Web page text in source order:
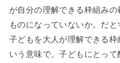
が自分の理解できる枠組み
ものになっていないか。だと
子どもを大人が理解できる
いう意味で、子どもにとっ